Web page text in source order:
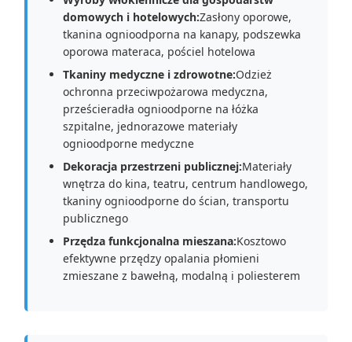
domowych i hotelowych:Zasłony oporowe,
tkanina ognioodporna na kanapy, podszewka
oporowa materaca, pościel hotelowa
Tkaniny medyczne i zdrowotne:Odzież
ochronna przeciwpożarowa medyczna,
prześcieradła ognioodporne na łóżka
szpitalne, jednorazowe materiały
ognioodporne medyczne
Dekoracja przestrzeni publicznej:Materiały
wnętrza do kina, teatru, centrum handlowego,
tkaniny ognioodporne do ścian, transportu
publicznego
Przędza funkcjonalna mieszana:Kosztowo
efektywne przędzy opalania płomieni
zmieszane z bawełną, modalną i poliesterem